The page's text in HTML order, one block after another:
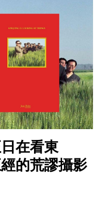
在看東
的荒謬攝影